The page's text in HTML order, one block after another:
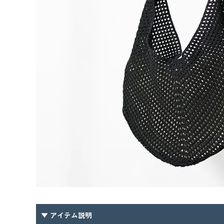
▼ アイテム説明